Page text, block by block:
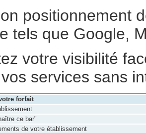
positionnement
tels que Google,
votre visibilité
services sans
forfait
ce bar"
de votre établissement